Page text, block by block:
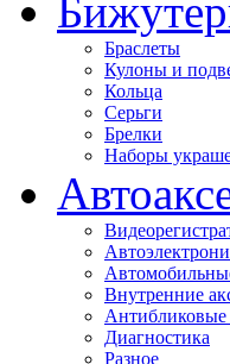
Браслеты
Кулоны и
Кольца
Серьги
Брелки
Наборы
Внутренние
Антибликовые
Диагностика
Разное